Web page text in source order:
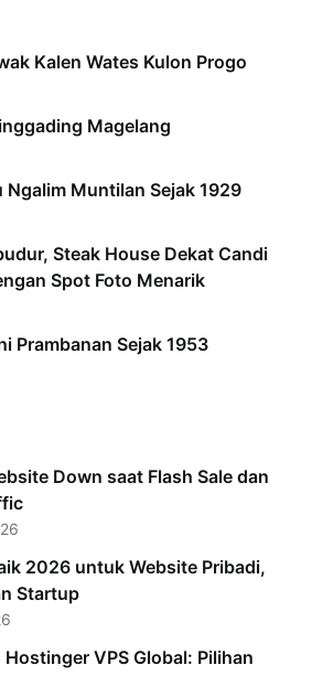
Kalen Wates Kulon Progo
Magelang
Ngalim Muntilan Sejak 1929
Steak House Dekat Candi
Spot Foto Menarik
Prambanan Sejak 1953
Down saat Flash Sale dan
2026 untuk Website Pribadi,
Startup
VPS Global: Pilihan